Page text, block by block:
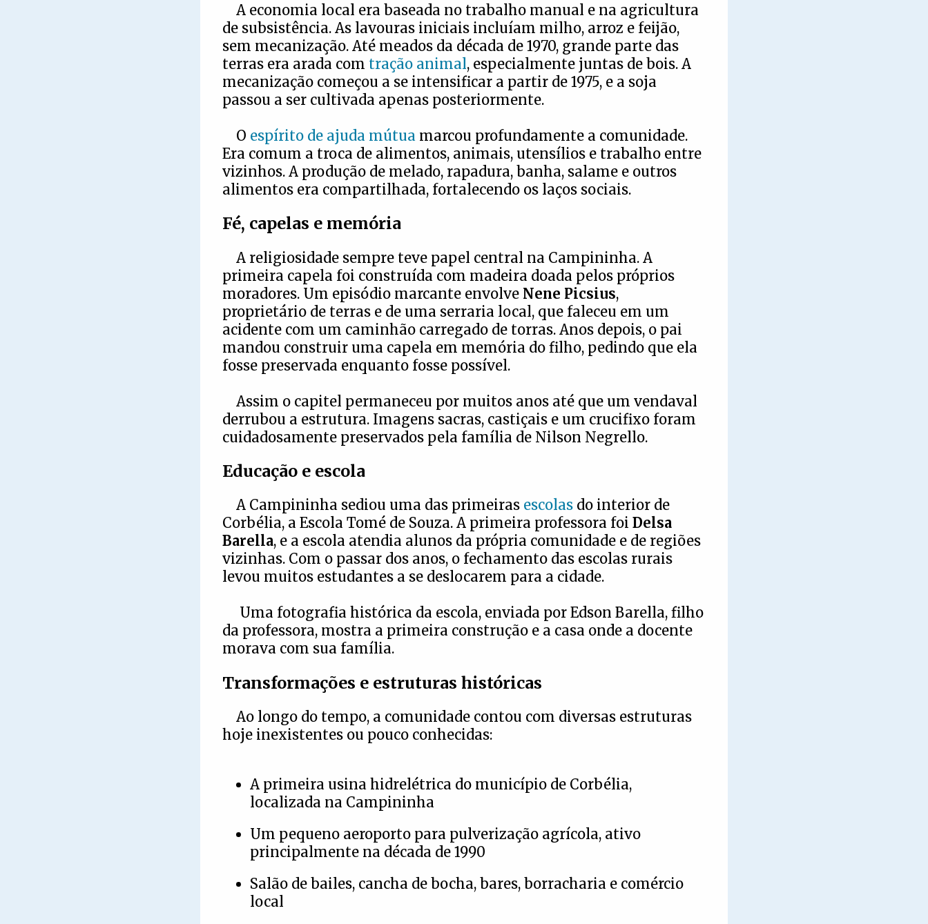
A economia local era baseada no trabalho manual e na agricultura
de subsistência. As lavouras iniciais incluíam milho, arroz e feijão,
sem mecanização. Até meados da década de 1970, grande parte das
terras era arada com tração animal, especialmente juntas de bois. A
mecanização começou a se intensificar a partir de 1975, e a soja
passou a ser cultivada apenas posteriormente.
O espírito de ajuda mútua marcou profundamente a comunidade.
Era comum a troca de alimentos, animais, utensílios e trabalho entre
vizinhos. A produção de melado, rapadura, banha, salame e outros
alimentos era compartilhada, fortalecendo os laços sociais.
Fé, capelas e memória
A religiosidade sempre teve papel central na Campininha. A
primeira capela foi construída com madeira doada pelos próprios
moradores. Um episódio marcante envolve Nene Picsius,
proprietário de terras e de uma serraria local, que faleceu em um
acidente com um caminhão carregado de torras. Anos depois, o pai
mandou construir uma capela em memória do filho, pedindo que ela
fosse preservada enquanto fosse possível.
Assim o capitel permaneceu por muitos anos até que um vendaval
derrubou a estrutura. Imagens sacras, castiçais e um crucifixo foram
cuidadosamente preservados pela família de Nilson Negrello.
Educação e escola
A Campininha sediou uma das primeiras escolas do interior de
Corbélia, a Escola Tomé de Souza. A primeira professora foi Delsa
Barella, e a escola atendia alunos da própria comunidade e de regiões
vizinhas. Com o passar dos anos, o fechamento das escolas rurais
levou muitos estudantes a se deslocarem para a cidade.
Uma fotografia histórica da escola, enviada por Edson Barella, filho
da professora, mostra a primeira construção e a casa onde a docente
morava com sua família.
Transformações e estruturas históricas
Ao longo do tempo, a comunidade contou com diversas estruturas
hoje inexistentes ou pouco conhecidas:
A primeira usina hidrelétrica do município de Corbélia,
localizada na Campininha
Um pequeno aeroporto para pulverização agrícola, ativo
principalmente na década de 1990
Salão de bailes, cancha de bocha, bares, borracharia e comércio
local